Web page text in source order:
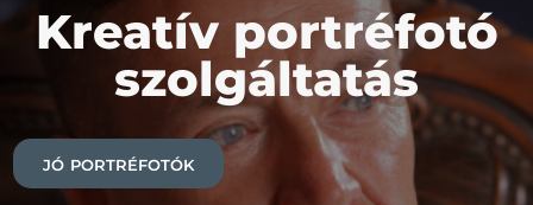
Kreatív portréfotó
szolgáltatás
jó portréfotók